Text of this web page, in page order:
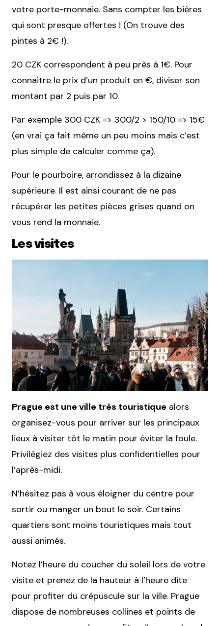
votre porte-monnaie. Sans compter les bières
qui sont presque offertes ! (On trouve des
pintes à 2€ !).
20 CZK correspondent à peu près à 1€. Pour
connaitre le prix d’un produit en €, diviser son
montant par 2 puis par 10.
Par exemple 300 CZK => 300/2 > 150/10 => 15€
(en vrai ça fait même un peu moins mais c’est
plus simple de calculer comme ça).
Pour le pourboire, arrondissez à la dizaine
supérieure. Il est ainsi courant de ne pas
récupérer les petites pièces grises quand on
vous rend la monnaie.
Les visites
Prague est une ville très touristique alors
organisez-vous pour arriver sur les principaux
lieux à visiter tôt le matin pour éviter la foule.
Privilégiez des visites plus confidentielles pour
l’après-midi.
N’hésitez pas à vous éloigner du centre pour
sortir ou manger un bout le soir. Certains
quartiers sont moins touristiques mais tout
aussi animés.
Notez l’heure du coucher du soleil lors de votre
visite et prenez de la hauteur à l’heure dite
pour profiter du crépuscule sur la ville. Prague
dispose de nombreuses collines et points de